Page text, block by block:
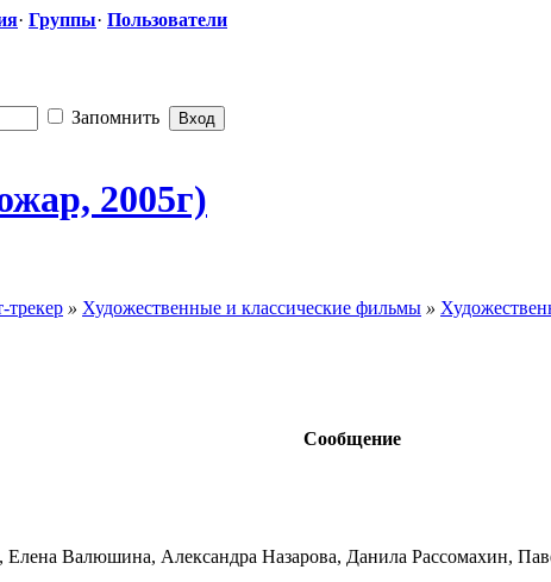
· Группы· Пользователи
Запомнить
2005г)
» Художественные и классические фильмы »
Сообщение
Валюшина, Александра Назарова, Данила Рассомахин,